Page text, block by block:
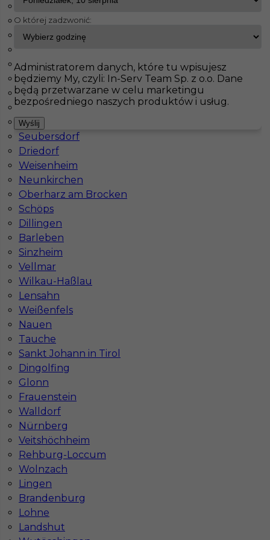
InServ Oferty pracy
Pokaż filtr
Haiterbach
Badendorf
Albig
Klettgau
Thale
Bisingen
Schorndorf
Meinersen
Seubersdorf
Driedorf
Weisenheim
Neunkirchen
Oberharz am Brocken
Schöps
Dillingen
Barleben
Sinzheim
Vellmar
Wilkau-Haßlau
Lensahn
Weißenfels
Nauen
Tauche
Sankt Johann in Tirol
Dingolfing
Glonn
Frauenstein
Walldorf
Nürnberg
Veitshöchheim
Rehburg-Loccum
Wolnzach
Lingen
Brandenburg
Lohne
Landshut
Praca w Niemczech - malarz / tapeciarz
Kategoria
Lokalizacja Niemcy
Wymagane języki
Stawka 17 - 19 € / h
1
Znaleziono 1 wyników
Jak znaleźć pracę za granicą?
Czy praca Niemcy na budowie nadal się
opłaca przy obecnych kosztach życia?
O której zadzwonić:
Administratorem danych, które tu wpisujesz
będziemy My, czyli: In-Serv Team Sp. z o.o. Dane
będą przetwarzane w celu marketingu
bezpośredniego naszych produktów i usług.
Wyślij